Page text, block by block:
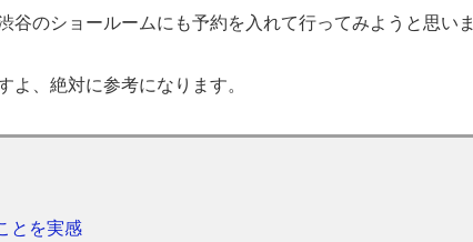
谷のショールームにも予約を入れて行ってみようと思いま
よ、絶対に参考になります。
とを実感